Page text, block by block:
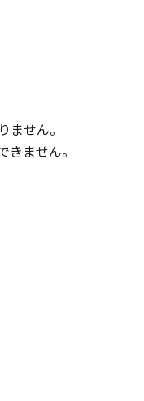
キャンドルグッズ
せん。
ません。